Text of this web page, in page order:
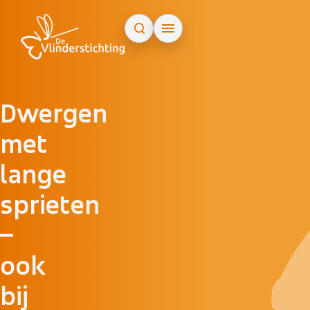
Dwergen
met
lange
sprieten
–
ook
bij